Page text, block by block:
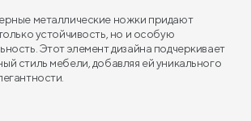
металлические ножки придают
устойчивость, но и особую
Этот элемент дизайна подчеркивает
стиль мебели, добавляя ей уникального